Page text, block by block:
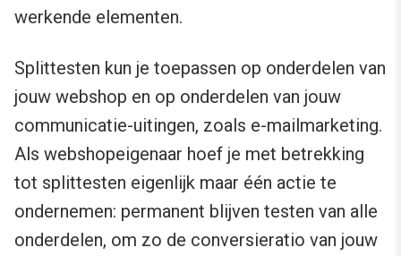
werkende elementen.
Splittesten kun je toepassen op onderdelen van
jouw webshop en op onderdelen van jouw
communicatie-uitingen, zoals e-mailmarketing.
Als webshopeigenaar hoef je met betrekking
tot splittesten eigenlijk maar één actie te
ondernemen: permanent blijven testen van alle
onderdelen, om zo de conversieratio van jouw